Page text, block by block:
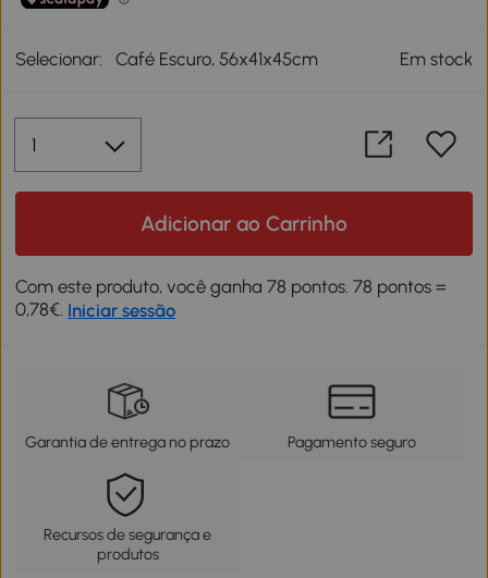
Selecionar: Café Escuro, 56x41x45cm Em stock
Adicionar ao Carrinho
Com este produto, você ganha 78 pontos. 78 pontos =
0,78€. Iniciar sessão
Garantia de entrega no prazo Pagamento seguro
Recursos de segurança e
produtos